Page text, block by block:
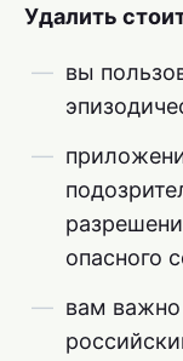
Удалить
вы
опасного
вам важно